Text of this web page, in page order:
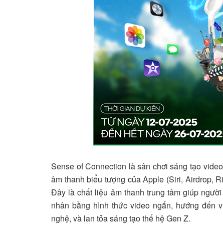
Sense of Connection là sân chơi sáng tạo
âm thanh biểu tượng của Apple (Siri, Airdrop,
Đây là chất liệu âm thanh trung tâm giúp
nhân bằng hình thức video ngắn, hướng đến
nghệ, và lan tỏa sáng tạo thế hệ Gen Z.